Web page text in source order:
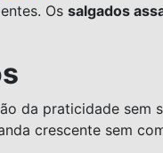
Os salgados
da praticidade sem
crescente sem